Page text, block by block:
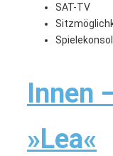
SAT-TV
Innen
»Lea«